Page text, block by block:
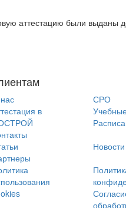
аттестацию были выданы
СРО
в
Новости